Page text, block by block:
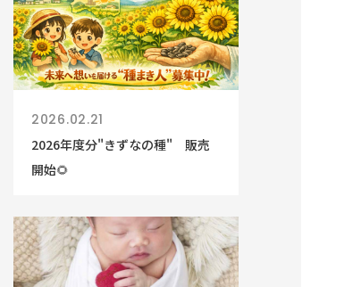
2026.02.21
2026年度分"きずなの種" 販売
開始🌻